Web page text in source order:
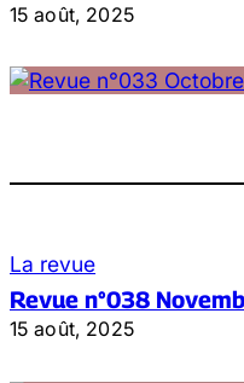
15 août, 2025
La revue
Revue n°038
15 août, 2025